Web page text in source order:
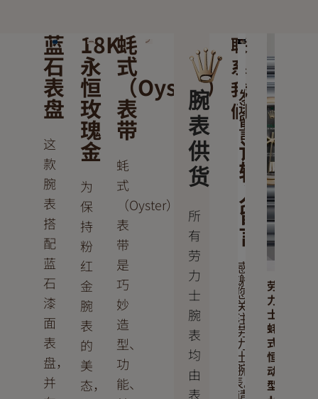
蓝
石
表
盘
这
款
腕
表
搭
配
蓝
石
漆
面
表
盘，
并
18K
永
恒
玫
瑰
金
为
保
持
粉
红
金
腕
表
的
美
态，
蚝
式
（Oyster）
表
带
蚝
式
（Oyster）
表
带
是
巧
妙
造
型、
功
能、
腕
表
供
货
所
有
劳
力
士
腕
表
均
由
表
联
系
我
们
发
送
留
言
请
输
入
留
言
感
谢
您
关
注
劳
力
士
腕
表。
劳
力
士
蚝
式
恒
动
型